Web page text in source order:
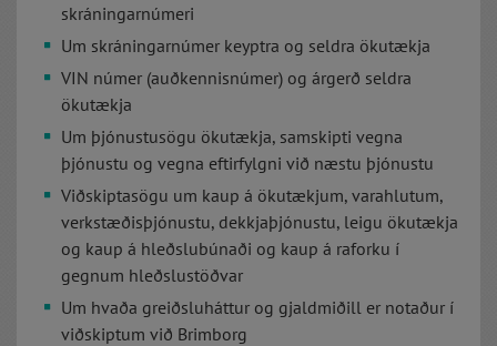
skráningarnúmeri
Um skráningarnúmer keyptra og seldra ökutækja
VIN númer (auðkennisnúmer) og árgerð seldra
ökutækja
Um þjónustusögu ökutækja, samskipti vegna
þjónustu og vegna eftirfylgni við næstu þjónustu
Viðskiptasögu um kaup á ökutækjum, varahlutum,
verkstæðisþjónustu, dekkjaþjónustu, leigu ökutækja
og kaup á hleðslubúnaði og kaup á raforku í
gegnum hleðslustöðvar
Um hvaða greiðsluháttur og gjaldmiðill er notaður í
viðskiptum við Brimborg